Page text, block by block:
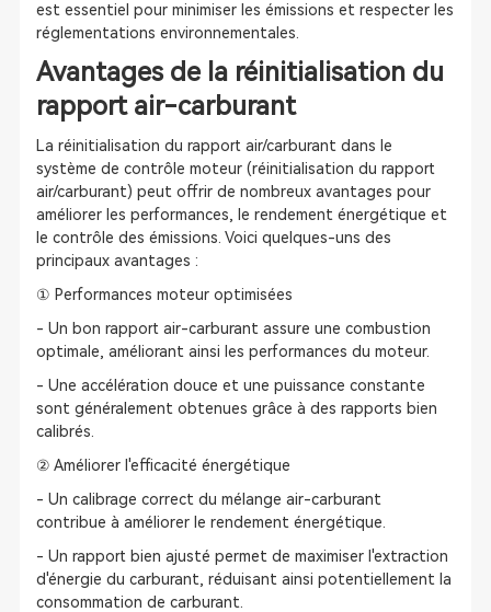
est essentiel pour minimiser les émissions et respecter les
réglementations environnementales.
Avantages de la réinitialisation du
rapport air-carburant
La réinitialisation du rapport air/carburant dans le
système de contrôle moteur (réinitialisation du rapport
air/carburant) peut offrir de nombreux avantages pour
améliorer les performances, le rendement énergétique et
le contrôle des émissions. Voici quelques-uns des
principaux avantages :
① Performances moteur optimisées
- Un bon rapport air-carburant assure une combustion
optimale, améliorant ainsi les performances du moteur.
- Une accélération douce et une puissance constante
sont généralement obtenues grâce à des rapports bien
calibrés.
② Améliorer l'efficacité énergétique
- Un calibrage correct du mélange air-carburant
contribue à améliorer le rendement énergétique.
- Un rapport bien ajusté permet de maximiser l'extraction
d'énergie du carburant, réduisant ainsi potentiellement la
consommation de carburant.